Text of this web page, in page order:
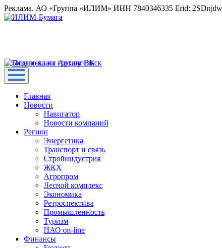
Реклама. АО «Группа «ИЛИМ» ИНН 7840346335 Erid:
Главная
Новости
Навигатор
Новости компаний
Регион
Энергетика
Транспорт и связь
Стройиндустрия
ЖКХ
Агропром
Лесной комплекс
Экономика
Ретроспектива
Промышленность
Туризм
НАО on-line
Финансы